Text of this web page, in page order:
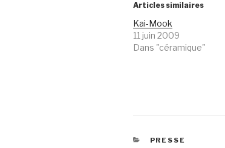
Articles similaires
Kai-Mook
11 juin 2009
Dans "céramique"
CATÉGORIES
PRESSE